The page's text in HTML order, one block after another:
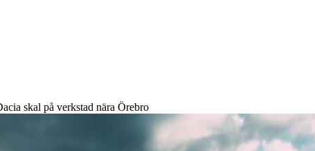
skal på verkstad nära Örebro